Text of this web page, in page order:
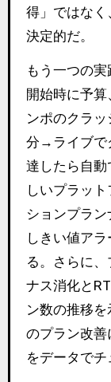
得」ではな
決定的だ。
もう一つの実
開始時に予
ンポのクラ
分→ライブで
達したら自
しいプラッ
ションプラ
しきい値ア
る。さらに
ナス消化と
ン数の推移
のプラン改
をデータでチ